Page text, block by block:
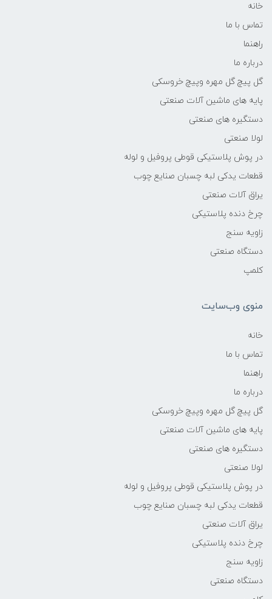
خانه
تماس با ما
راهنما
درباره ما
گل پیچ گل مهره وپیچ خروسکی
پایه های ماشین آلات صنعتی
دستگیره های صنعتی
لولا صنعتی
در پوش پلاستیکی قوطی پروفیل و لوله
قطعات یدکی لبه چسبان صنایع چوب
یراق آلات صنعتی
چرخ دنده پلاستیکی
زاویه سنج
دستگاه صنعتی
کلمپ
منوی وب‌سایت
خانه
تماس با ما
راهنما
درباره ما
گل پیچ گل مهره وپیچ خروسکی
پایه های ماشین آلات صنعتی
دستگیره های صنعتی
لولا صنعتی
در پوش پلاستیکی قوطی پروفیل و لوله
قطعات یدکی لبه چسبان صنایع چوب
یراق آلات صنعتی
چرخ دنده پلاستیکی
زاویه سنج
دستگاه صنعتی